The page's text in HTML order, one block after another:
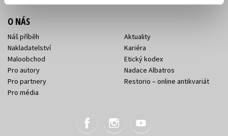
O NÁS
Náš příběh
Nakladatelství
Maloobchod
Pro autory
Pro partnery
Pro média
Aktuality
Kariéra
Etický kodex
Nadace Albatros
Restorio – online antikvariát